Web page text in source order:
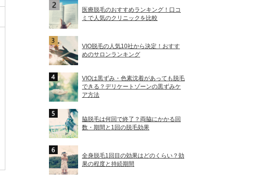
医療脱毛のおすすめランキング！口コ
ミで人気のクリニックを比較
VIO脱毛の人気10社から決定！おすす
めのサロンランキング
VIOは黒ずみ・色素沈着があっても脱毛
できる？デリケートゾーンの黒ずみケ
ア方法
脇脱毛は何回で終了？両脇にかかる回
数・期間と1回の脱毛効果
全身脱毛1回目の効果はどのくらい？効
果の程度と持続期間